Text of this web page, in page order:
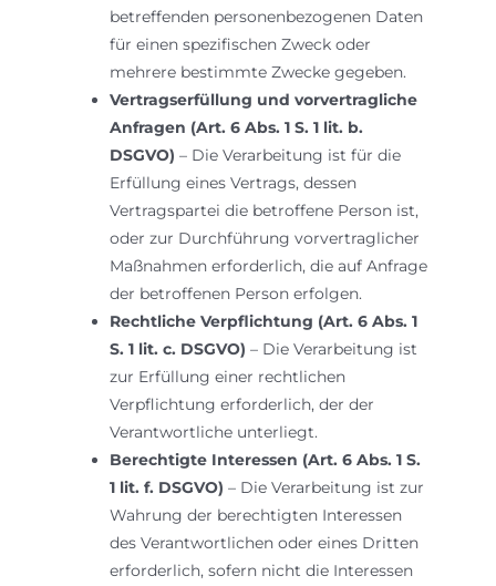
betreffenden personenbezogenen Daten
für einen spezifischen Zweck oder
mehrere bestimmte Zwecke gegeben.
Vertragserfüllung und vorvertragliche
Anfragen (Art. 6 Abs. 1 S. 1 lit. b.
DSGVO) – Die Verarbeitung ist für die
Erfüllung eines Vertrags, dessen
Vertragspartei die betroffene Person ist,
oder zur Durchführung vorvertraglicher
Maßnahmen erforderlich, die auf Anfrage
der betroffenen Person erfolgen.
Rechtliche Verpflichtung (Art. 6 Abs. 1
S. 1 lit. c. DSGVO) – Die Verarbeitung ist
zur Erfüllung einer rechtlichen
Verpflichtung erforderlich, der der
Verantwortliche unterliegt.
Berechtigte Interessen (Art. 6 Abs. 1 S.
1 lit. f. DSGVO) – Die Verarbeitung ist zur
Wahrung der berechtigten Interessen
des Verantwortlichen oder eines Dritten
erforderlich, sofern nicht die Interessen